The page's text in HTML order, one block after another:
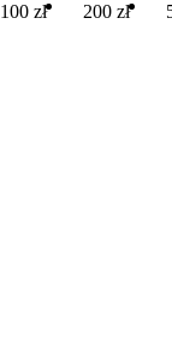
100 zł 200 zł